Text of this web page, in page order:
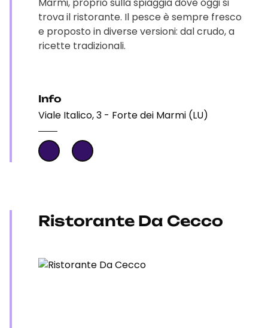
trova il ristorante. Il pesce è sempre fresco
e proposto in diverse versioni: dal crudo, a
ricette tradizionali.
Info
Viale Italico, 3 - Forte dei Marmi (LU)
Ristorante Da Cecco